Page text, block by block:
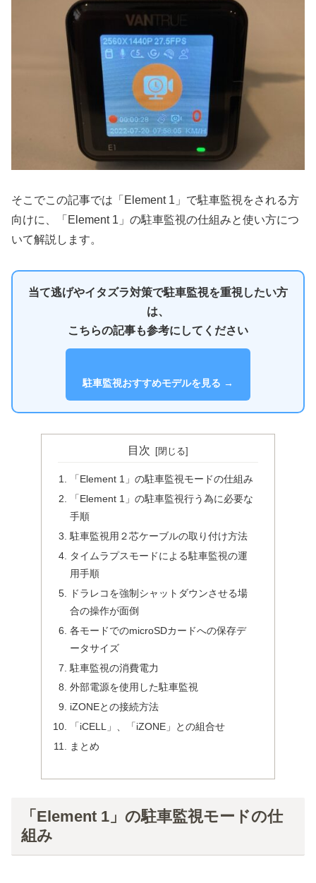
そこでこの記事では「Element 1」で駐車監視をされる方
向けに、「Element 1」の駐車監視の仕組みと使い方につ
いて解説します。
当て逃げやイタズラ対策で駐車監視を重視したい方
は、
こちらの記事も参考にしてください
駐車監視おすすめモデルを見る →
目次
「Element 1」の駐車監視モードの仕組み
「Element 1」の駐車監視行う為に必要な
手順
駐車監視用２芯ケーブルの取り付け方法
タイムラプスモードによる駐車監視の運
用手順
ドラレコを強制シャットダウンさせる場
合の操作が面倒
各モードでのmicroSDカードへの保存デ
ータサイズ
駐車監視の消費電力
外部電源を使用した駐車監視
iZONEとの接続方法
「iCELL」、「iZONE」との組合せ
まとめ
「Element 1」の駐車監視モードの仕
組み